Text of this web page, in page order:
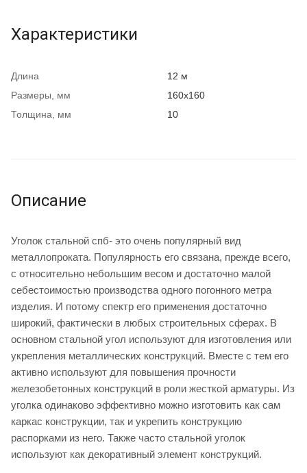
Характеристики
Длина
12 м
Размеры, мм
160х160
Толщина, мм
10
Описание
Уголок стальной спб- это очень популярный вид
металлопроката. Популярность его связана, прежде всего,
с относительно небольшим весом и достаточно малой
себестоимостью производства одного погонного метра
изделия. И потому спектр его применения достаточно
широкий, фактически в любых строительных сферах. В
основном стальной угол используют для изготовления или
укрепления металлических конструкций. Вместе с тем его
активно используют для повышения прочности
железобетонных конструкций в роли жесткой арматуры. Из
уголка одинаково эффективно можно изготовить как сам
каркас конструкции, так и укрепить конструкцию
распорками из него. Также часто стальной уголок
используют как декоративный элемент конструкций.